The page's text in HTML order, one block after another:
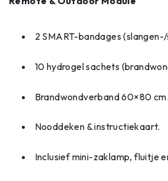
2 SMART-bandages
10 hydrogel sachets
Brandwondverband 60×80 cm.
Nooddeken & instructiekaart.
Inclusief mini-zaklamp, fluitje